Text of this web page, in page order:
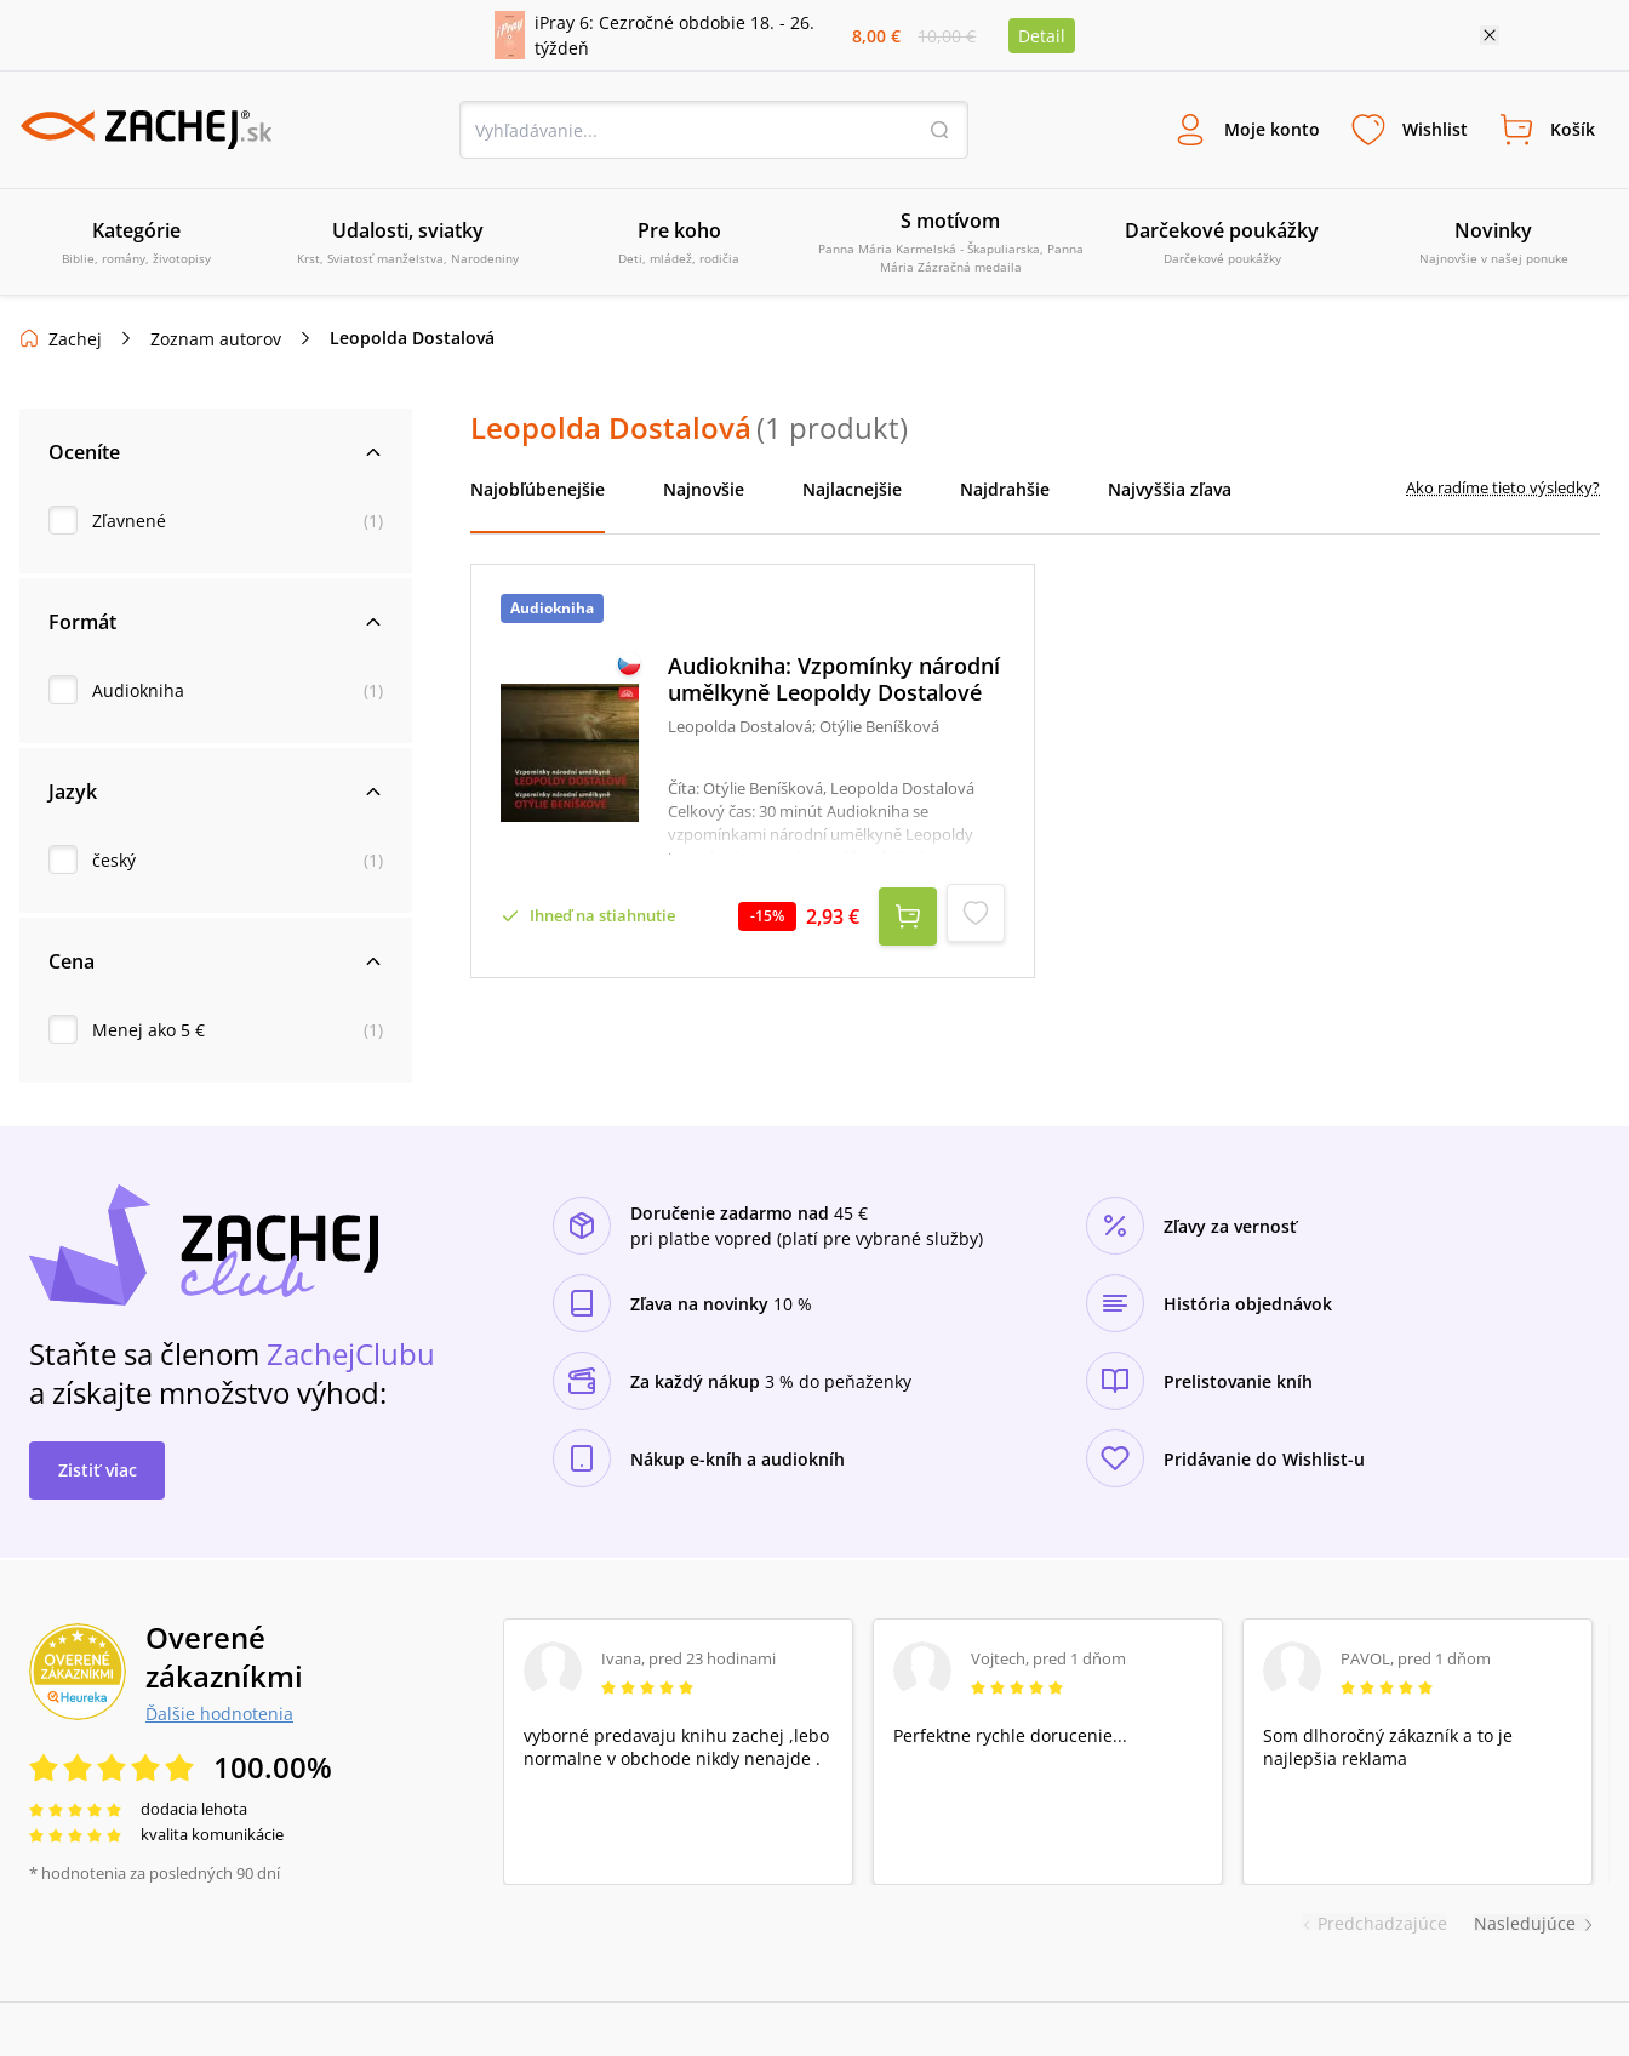
iPray 6: Cezročné obdobie 18. - 26.
týždeň
8,00 € 10,00 € Detail
Moje konto Wishlist Košík
Kategórie
Biblie, romány, životopisy
Udalosti, sviatky
Krst, Sviatosť manželstva, Narodeniny
Pre koho
Deti, mládež, rodičia
S motívom
Panna Mária Karmelská - Škapuliarska, Panna
Mária Zázračná medaila
Darčekové poukážky
Darčekové poukážky
Novinky
Najnovšie v našej ponuke
Zachej Zoznam autorov Leopolda Dostalová
Oceníte
Zľavnené (1 )
Formát
Audiokniha (1 )
Jazyk
český (1 )
Cena
Menej ako 5 € (1 )
Leopolda Dostalová (1 produkt)
Najobľúbenejšie Najnovšie Najlacnejšie Najdrahšie Najvyššia zľava Ako radíme tieto výsledky?
Audiokniha
Audiokniha: Vzpomínky národní
umělkyně Leopoldy Dostalové
Leopolda Dostalová; Otýlie Beníšková
Číta: Otýlie Beníšková, Leopolda Dostalová
Celkový čas: 30 minút Audiokniha se
vzpomínkami národní umělkyně Leopoldy
Dostalové a národní umělkyně Otýlie
Ihneď na stiahnutie
-15% 2,93 €
Staňte sa členom ZachejClubu
a získajte množstvo výhod:
Zistiť viac
Doručenie zadarmo nad 45 €
pri platbe vopred (platí pre vybrané služby)
Zľavy za vernosť
Zľava na novinky 10 % História objednávok
Za každý nákup 3 % do peňaženky Prelistovanie kníh
Nákup e-kníh a audiokníh Pridávanie do Wishlist-u
Overené
zákazníkmi
Ďalšie hodnotenia
100.00%
dodacia lehota
kvalita komunikácie
* hodnotenia za posledných 90 dní
Predchadzajúce
Ivana, pred 23 hodinami
vyborné predavaju knihu zachej ,lebo
normalne v obchode nikdy nenajde .
Vojtech, pred 1 dňom
Perfektne rychle dorucenie...
PAVOL, pred 1 dňom
Som dlhoročný zákazník a to je
najlepšia reklama
Nasledujúce